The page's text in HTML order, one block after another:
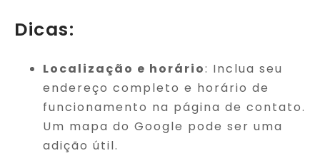
Dicas:
Localização e horário: Inclua seu
endereço completo e horário de
funcionamento na página de contato.
Um mapa do Google pode ser uma
adição útil.